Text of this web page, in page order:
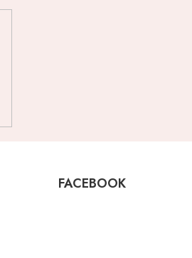
FACEBOOK